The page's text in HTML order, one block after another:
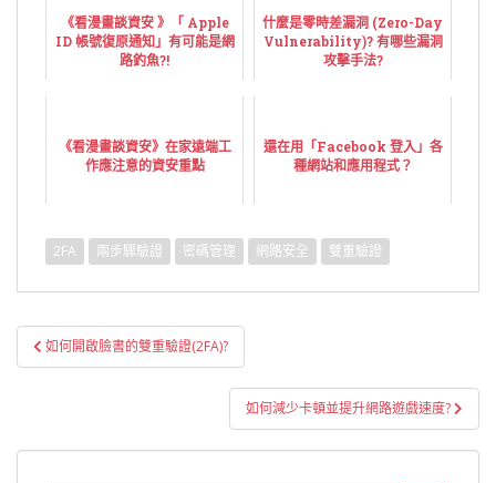
《看漫畫談資安 》「 Apple
ID 帳號復原通知」有可能是網
路釣魚?!
什麼是零時差漏洞 (Zero-Day
Vulnerability)? 有哪些漏洞
攻擊手法?
《看漫畫談資安》在家遠端工
作應注意的資安重點
還在用「Facebook 登入」各
種網站和應用程式？
2FA 兩步驟驗證 密碼管理 網路安全 雙重驗證
文
章
如何開啟臉書的雙重驗證(2FA)?
如何減少卡頓並提升網路遊戲速度?